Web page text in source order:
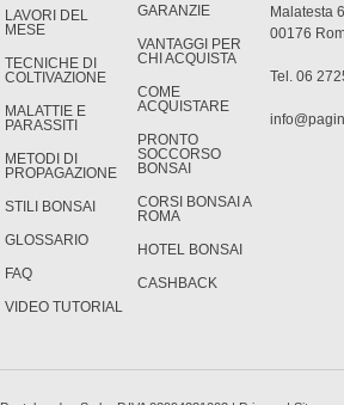
LAVORI DEL
MESE
TECNICHE DI
COLTIVAZIONE
MALATTIE E
PARASSITI
METODI DI
PROPAGAZIONE
STILI BONSAI
GLOSSARIO
FAQ
VIDEO TUTORIAL
GARANZIE
VANTAGGI PER
CHI ACQUISTA
COME
ACQUISTARE
PRONTO
SOCCORSO
BONSAI
CORSI BONSAI A
ROMA
HOTEL BONSAI
CASHBACK
Malatesta 6
00176
Tel. 06